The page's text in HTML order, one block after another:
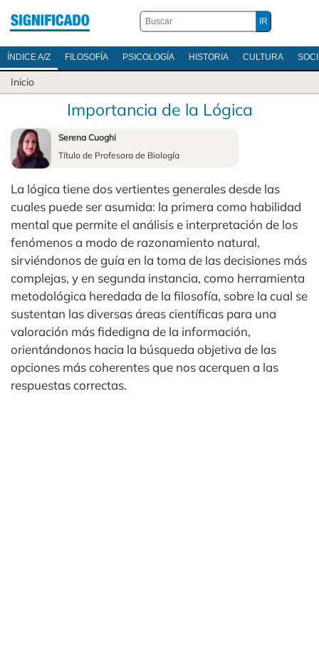
ÍNDICE A/Z FILOSOFÍA PSICOLOGÍA HISTORIA CULTURA
Inicio
Importancia de la Lógica
Serena Cuoghi
Título de Profesora de Biología
La lógica tiene dos vertientes generales desde las
cuales puede ser asumida: la primera como habilidad
mental que permite el análisis e interpretación de los
fenómenos a modo de razonamiento natural,
sirviéndonos de guía en la toma de las decisiones más
complejas, y en segunda instancia, como herramienta
metodológica heredada de la filosofía, sobre la cual se
sustentan las diversas áreas científicas para una
valoración más fidedigna de la información,
orientándonos hacia la búsqueda objetiva de las
opciones más coherentes que nos acerquen a las
respuestas correctas.